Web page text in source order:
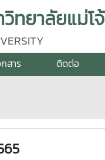
ทยาลัยแม่โจ้
กสาร ติดต่อ